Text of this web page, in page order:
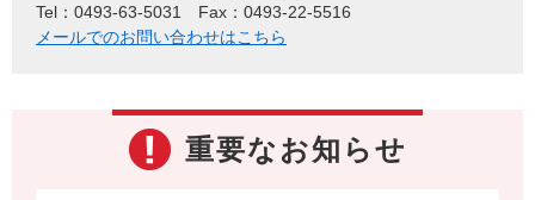
Tel：0493-63-5031
Fax：0493-22-5516
メールでのお問い合わせはこちら
重要なお知らせ